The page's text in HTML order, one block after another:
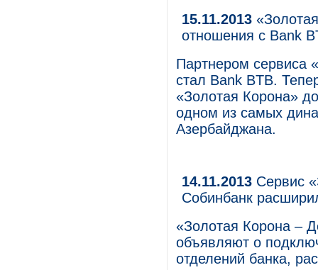
15.11.2013
отношения с Bank
Партнером сервиса
стал Bank BTB.
«Золотая Корона»
одном из самых
Азербайджана.
14.11.2013 Сервис
Собинбанк
«Золотая Корона –
объявляют о
отделений банка,